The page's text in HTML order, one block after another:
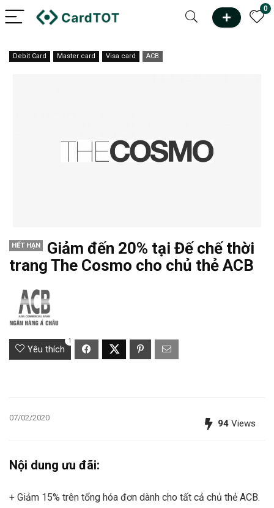
0
Debit Card Master card Visa card ACB
HẾT HẠN
Giảm đến 20% tại Đế chế thời
trang The Cosmo cho chủ thẻ ACB
Yêu thích
1
07/02/2020
94 Views
Nội dung ưu đãi:
+ Giảm 15% trên tổng hóa đơn dành cho tất cả chủ thẻ ACB.